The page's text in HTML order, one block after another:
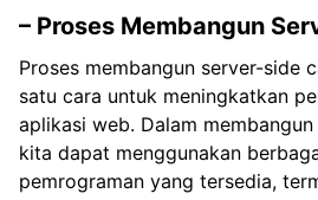
– Proses Membangun
Proses membangun server-side
satu cara untuk meningkatkan
aplikasi web. Dalam
kita dapat menggunakan
pemrograman yang tersedia,